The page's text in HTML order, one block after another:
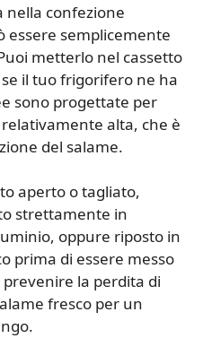
nella confezione
essere semplicemente
metterlo nel cassetto
il tuo frigorifero ne ha
sono progettate per
alta, che è
del salame.
aperto o tagliato,
strettamente in
oppure riposto in
prima di essere messo
la perdita di
fresco per un